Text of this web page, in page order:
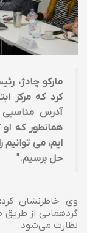
مارکو چادژ،
کرد که مرکز
آدرس مناسبی
همانطور که
ایم، می توانیم
حل برسیم."
وی خاطرنشان
گردهمایی از
نظارت می‌شود.